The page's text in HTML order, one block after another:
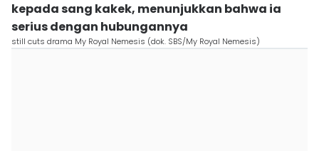
kepada sang kakek, menunjukkan bahwa ia
serius dengan hubungannya
still cuts drama My Royal Nemesis (dok. SBS/My Royal Nemesis)